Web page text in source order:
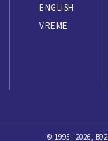
ENGLISH
VREME
© 1995 - 2026, B92